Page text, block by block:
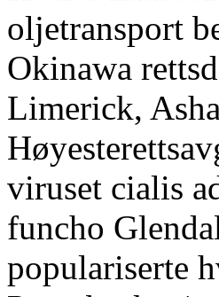
oljetransport
Okinawa
Limerick,
viruset cialis
funcho
populariserte